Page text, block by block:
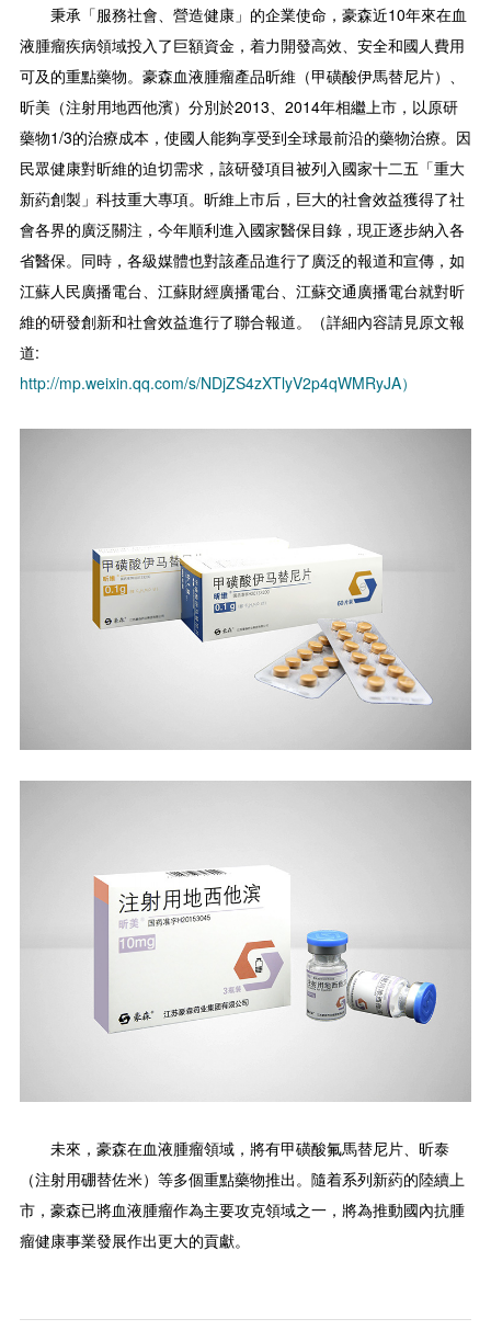
秉承「服務社會、營造健康」的企業使命，豪森近10年來在血
液腫瘤疾病領域投入了巨額資金，着力開發高效、安全和國人費用
可及的重點藥物。豪森血液腫瘤產品昕維（甲磺酸伊馬替尼片）、
昕美（注射用地西他濱）分別於2013、2014年相繼上市，以原研
藥物1/3的治療成本，使國人能夠享受到全球最前沿的藥物治療。因
民眾健康對昕維的迫切需求，該研發項目被列入國家十二五「重大
新葯創製」科技重大專項。昕維上市后，巨大的社會效益獲得了社
會各界的廣泛關注，今年順利進入國家醫保目錄，現正逐步納入各
省醫保。同時，各級媒體也對該產品進行了廣泛的報道和宣傳，如
江蘇人民廣播電台、江蘇財經廣播電台、江蘇交通廣播電台就對昕
維的研發創新和社會效益進行了聯合報道。（詳細內容請見原文報
道:
http://mp.weixin.qq.com/s/NDjZS4zXTlyV2p4qWMRyJA）
未來，豪森在血液腫瘤領域，將有甲磺酸氟馬替尼片、昕泰
（注射用硼替佐米）等多個重點藥物推出。隨着系列新葯的陸續上
市，豪森已將血液腫瘤作為主要攻克領域之一，將為推動國內抗腫
瘤健康事業發展作出更大的貢獻。